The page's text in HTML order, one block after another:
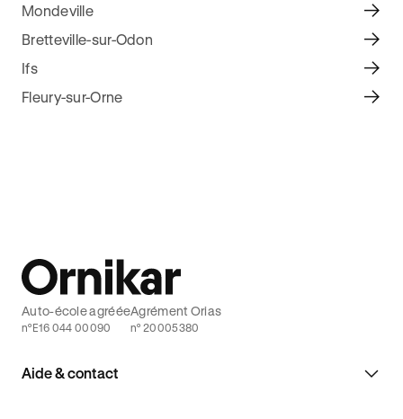
Mondeville
Bretteville-sur-Odon
Ifs
Fleury-sur-Orne
Aide & contact
Auto-école agréée
n°E16 044 00090
Agrément Orias
n° 20005380